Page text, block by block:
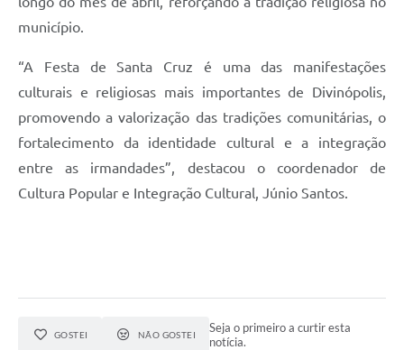
município.
“A Festa de Santa Cruz é uma das manifestações
culturais e religiosas mais importantes de Divinópolis,
promovendo a valorização das tradições comunitárias, o
fortalecimento da identidade cultural e a integração
entre as irmandades”, destacou o coordenador de
Cultura Popular e Integração Cultural, Júnio Santos.
GOSTEI NÃO GOSTEI
Seja o primeiro a curtir esta
notícia.